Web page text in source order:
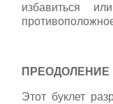
избавиться
Этот буклет